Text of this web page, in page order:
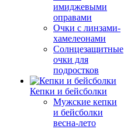
имиджевыми
оправами
Очки с линзами-
хамелеонами
Солнцезащитные
очки для
подростков
Кепки и бейсболки
Мужские кепки
и бейсболки
весна-лето